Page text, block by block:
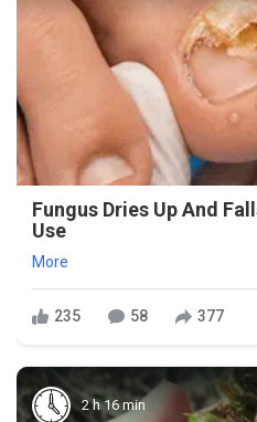
Fungus Dries Up And
Use
More
235 58 377
2 h 16 min